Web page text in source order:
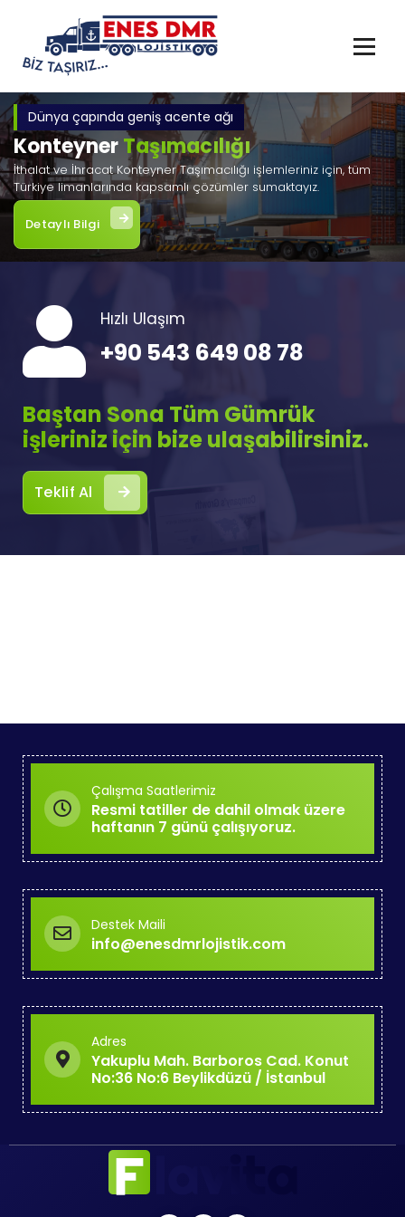
Dünya çapında geniş acente ağı
KonteynerTaşımacılığı
İthalat ve İhracat Konteyner Taşımacılığı işlemleriniz için, tüm
Türkiye limanlarında kapsamlı çözümler sumaktayız.
Detaylı Bilgi
Hızlı Ulaşım
+90 543 649 08 78
Baştan Sona Tüm Gümrük
işleriniz için bize ulaşabilirsiniz.
Teklif Al
Çalışma Saatlerimiz
Resmi tatiller de dahil olmak üzere
haftanın 7 günü çalışıyoruz.
Destek Maili
info@enesdmrlojistik.com
Adres
Yakuplu Mah. Barboros Cad. Konut
No:36 No:6 Beylikdüzü / İstanbul